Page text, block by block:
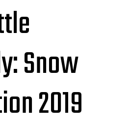
Snow
2019